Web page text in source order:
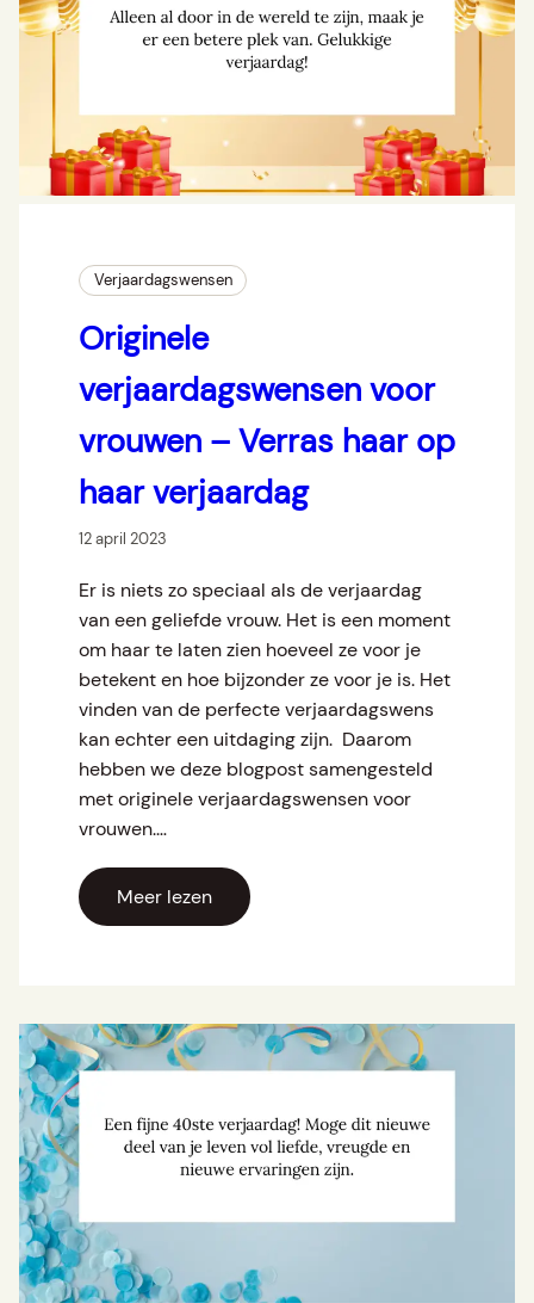
Verjaardagswensen
Originele
verjaardagswensen voor
vrouwen – Verras haar op
haar verjaardag
12 april 2023
Er is niets zo speciaal als de verjaardag
van een geliefde vrouw. Het is een moment
om haar te laten zien hoeveel ze voor je
betekent en hoe bijzonder ze voor je is. Het
vinden van de perfecte verjaardagswens
kan echter een uitdaging zijn. Daarom
hebben we deze blogpost samengesteld
met originele verjaardagswensen voor
vrouwen.…
Meer lezen